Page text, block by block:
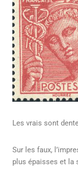
Les vrais sont
Sur les faux,
plus épaisses et la